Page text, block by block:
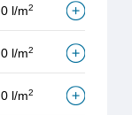
0 l/m2
0 l/m2
0 l/m2